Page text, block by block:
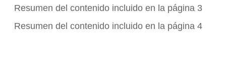
Resumen del contenido incluido en la página 3
Resumen del contenido incluido en la página 4